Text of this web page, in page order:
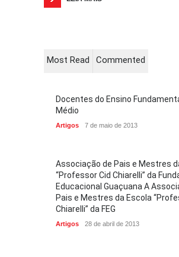
Most Read Commented
Docentes do Ensino
Médio
Artigos 7 de maio de 2013
Associação de Pais e Mestres
“Professor Cid Chiarelli” da
Educacional Guaçuana A
Pais e Mestres da Escola
Chiarelli” da FEG
Artigos 28 de abril de 2013